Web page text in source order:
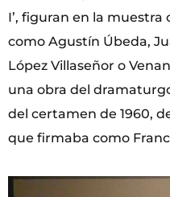
I’, figuran en la
como Agustín Úbeda,
López Villaseñor o
una obra del
del certamen de 1960,
que firmaba como